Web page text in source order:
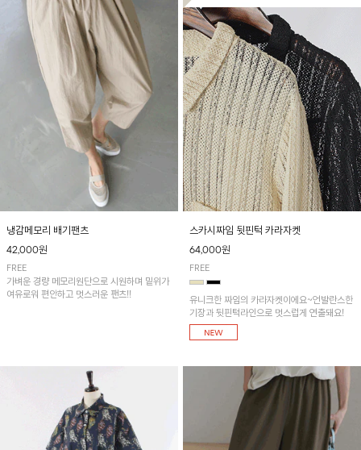
냉감메모리 배기팬츠
42,000원
FREE
가벼운 경량 메모리원단으로 시원하며 밑위가
여유로워 편안하고 멋스러운 팬츠!!
스카시짜임 뒷핀턱 카라자켓
64,000원
FREE
유니크한 짜임의 카라자켓이에요~언발란스한
기장과 뒷핀턱라인으로 멋스럽게 연출돼요!